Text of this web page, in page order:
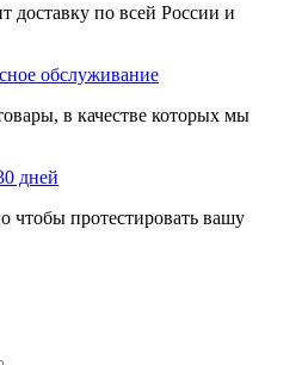
доставку по всей России и
обслуживание
в качестве которых мы
дней
чтобы протестировать вашу